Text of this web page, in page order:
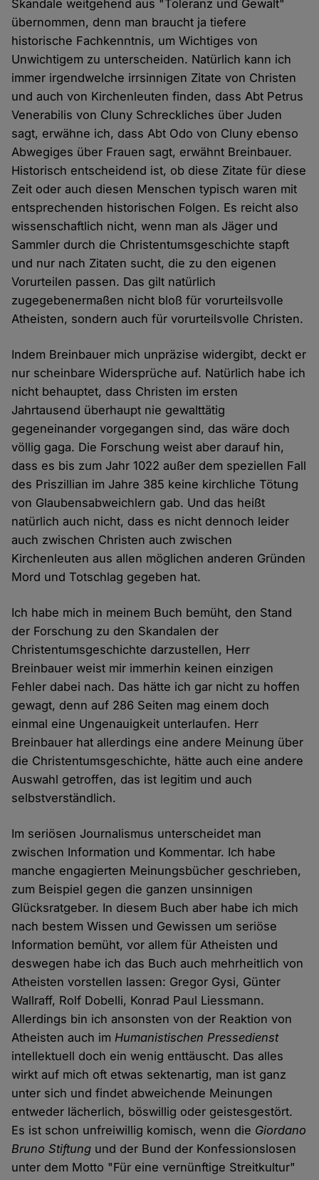
Skandale weitgehend aus "Toleranz und Gewalt"
übernommen, denn man braucht ja tiefere
historische Fachkenntnis, um Wichtiges von
Unwichtigem zu unterscheiden. Natürlich kann ich
immer irgendwelche irrsinnigen Zitate von Christen
und auch von Kirchenleuten finden, dass Abt Petrus
Venerabilis von Cluny Schreckliches über Juden
sagt, erwähne ich, dass Abt Odo von Cluny ebenso
Abwegiges über Frauen sagt, erwähnt Breinbauer.
Historisch entscheidend ist, ob diese Zitate für diese
Zeit oder auch diesen Menschen typisch waren mit
entsprechenden historischen Folgen. Es reicht also
wissenschaftlich nicht, wenn man als Jäger und
Sammler durch die Christentumsgeschichte stapft
und nur nach Zitaten sucht, die zu den eigenen
Vorurteilen passen. Das gilt natürlich
zugegebenermaßen nicht bloß für vorurteilsvolle
Atheisten, sondern auch für vorurteilsvolle Christen.
Indem Breinbauer mich unpräzise widergibt, deckt er
nur scheinbare Widersprüche auf. Natürlich habe ich
nicht behauptet, dass Christen im ersten
Jahrtausend überhaupt nie gewalttätig
gegeneinander vorgegangen sind, das wäre doch
völlig gaga. Die Forschung weist aber darauf hin,
dass es bis zum Jahr 1022 außer dem speziellen Fall
des Priszillian im Jahre 385 keine kirchliche Tötung
von Glaubensabweichlern gab. Und das heißt
natürlich auch nicht, dass es nicht dennoch leider
auch zwischen Christen auch zwischen
Kirchenleuten aus allen möglichen anderen Gründen
Mord und Totschlag gegeben hat.
Ich habe mich in meinem Buch bemüht, den Stand
der Forschung zu den Skandalen der
Christentumsgeschichte darzustellen, Herr
Breinbauer weist mir immerhin keinen einzigen
Fehler dabei nach. Das hätte ich gar nicht zu hoffen
gewagt, denn auf 286 Seiten mag einem doch
einmal eine Ungenauigkeit unterlaufen. Herr
Breinbauer hat allerdings eine andere Meinung über
die Christentumsgeschichte, hätte auch eine andere
Auswahl getroffen, das ist legitim und auch
selbstverständlich.
Im seriösen Journalismus unterscheidet man
zwischen Information und Kommentar. Ich habe
manche engagierten Meinungsbücher geschrieben,
zum Beispiel gegen die ganzen unsinnigen
Glücksratgeber. In diesem Buch aber habe ich mich
nach bestem Wissen und Gewissen um seriöse
Information bemüht, vor allem für Atheisten und
deswegen habe ich das Buch auch mehrheitlich von
Atheisten vorstellen lassen: Gregor Gysi, Günter
Wallraff, Rolf Dobelli, Konrad Paul Liessmann.
Allerdings bin ich ansonsten von der Reaktion von
Atheisten auch imHumanistischen Pressedienst
intellektuell doch ein wenig enttäuscht. Das alles
wirkt auf mich oft etwas sektenartig, man ist ganz
unter sich und findet abweichende Meinungen
entweder lächerlich, böswillig oder geistesgestört.
Es ist schon unfreiwillig komisch, wenn die Giordano
Bruno Stiftung und der Bund der Konfessionslosen
unter dem Motto "Für eine vernünftige Streitkultur"